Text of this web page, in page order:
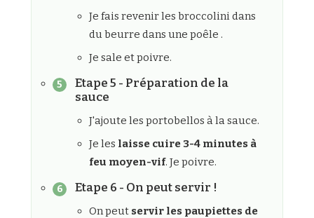
Je fais revenir les broccolini dans
du beurre dans une poêle .
Je sale et poivre.
Etape 5 - Préparation de la
sauce
J'ajoute les portobellos à la sauce.
Je les laisse cuire 3-4 minutes à
feu moyen-vif. Je poivre.
Etape 6 - On peut servir !
On peut servir les paupiettes de